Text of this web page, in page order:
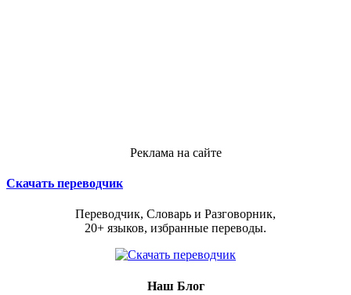
Реклама на сайте
Скачать переводчик
Переводчик, Словарь и Разговорник,
20+ языков, избранные переводы.
Наш Блог